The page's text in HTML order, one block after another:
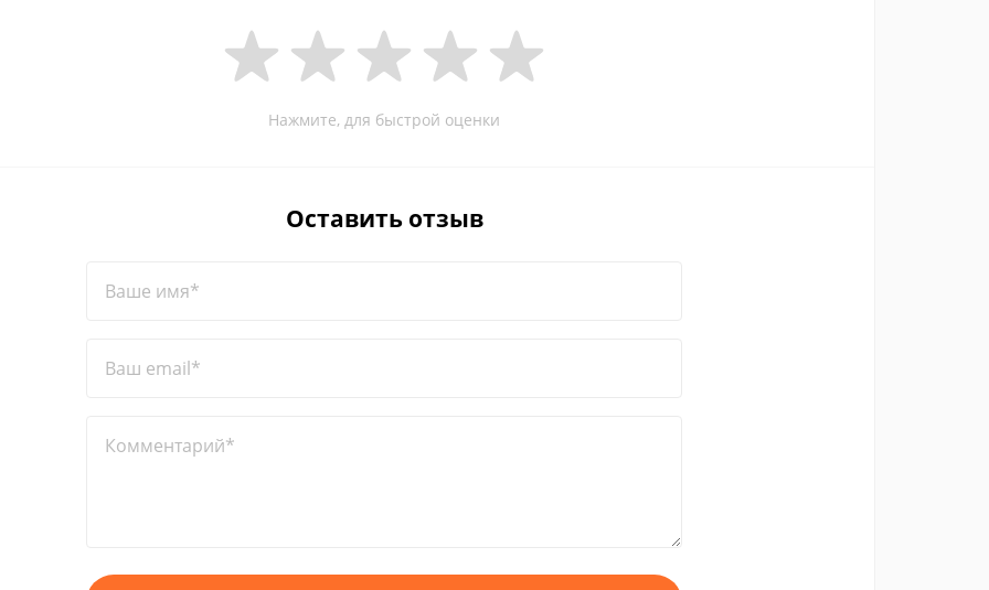
Нажмите, для быстрой оценки
Оставить отзыв
Ваше имя*
Ваш email*
Комментарий*